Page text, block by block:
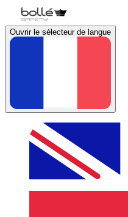
Ouvrir le sélecteur de langue